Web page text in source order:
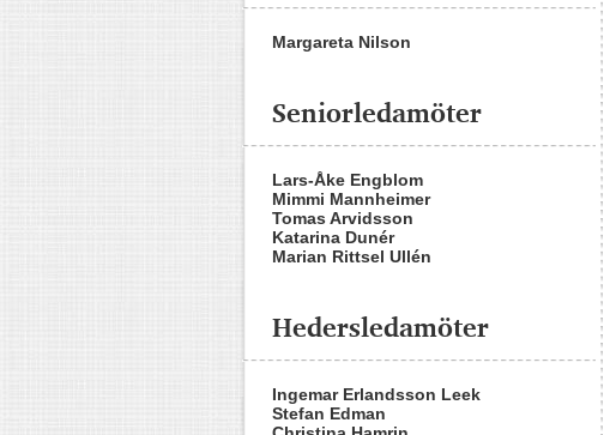
Margareta Nilson
Seniorledamöter
Lars-Åke Engblom
Mimmi Mannheimer
Tomas Arvidsson
Katarina Dunér
Marian Rittsel Ullén
Hedersledamöter
Ingemar Erlandsson Leek
Stefan Edman